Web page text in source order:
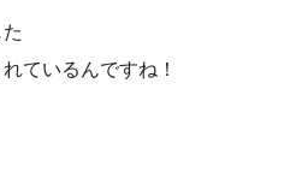
ているんですね！